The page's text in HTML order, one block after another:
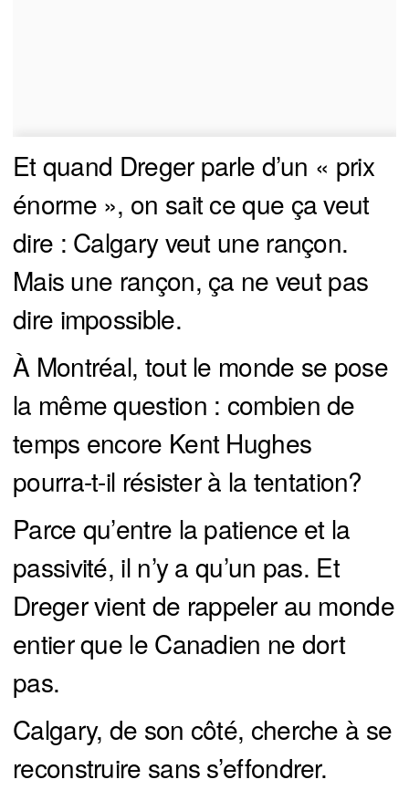
Et quand Dreger parle d’un « prix
énorme », on sait ce que ça veut
dire : Calgary veut une rançon.
Mais une rançon, ça ne veut pas
dire impossible.
À Montréal, tout le monde se pose
la même question : combien de
temps encore Kent Hughes
pourra-t-il résister à la tentation?
Parce qu’entre la patience et la
passivité, il n’y a qu’un pas. Et
Dreger vient de rappeler au monde
entier que le Canadien ne dort
pas.
Calgary, de son côté, cherche à se
reconstruire sans s’effondrer.